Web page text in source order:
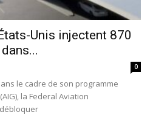
Unis injectent 870
0
le cadre de son programme
la Federal Aviation